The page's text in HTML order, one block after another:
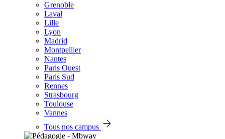
Grenoble
Laval
Lille
Lyon
Madrid
Montpellier
Nantes
Paris Ouest
Paris Sud
Rennes
Strasbourg
Toulouse
Vannes
Tous nos campus